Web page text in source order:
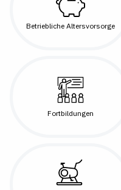
Betriebliche Altersvorsorge
Fortbildungen